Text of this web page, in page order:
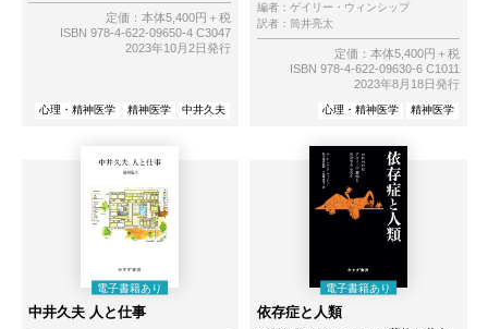
定価：本体5,400円＋税
ISBN 978-4-622-09650-4 C3047
2023年10月2日発行
心理・精神医学 精神医学 中井久夫
編者： ゲイリー・ウィンシップ
訳者： 筒井亮太
定価：本体5,400円＋税
ISBN 978-4-622-09630-6 C1011
2023年8月18日発行
心理・精神医学 精神医学
中井久夫 人と仕事 依存症と人類